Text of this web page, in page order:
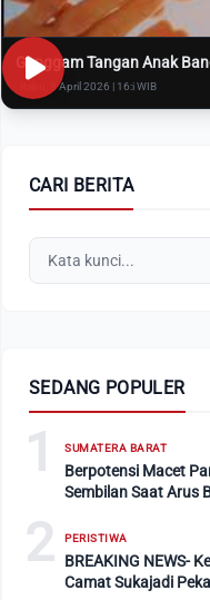
Genggam Tangan Anak
Rabu, 8 April 2026 | 16:i WIB
CARI BERITA
SEDANG POPULER
1 SUMATERA BARAT
Berpotensi Macet
Sembilan Saat Arus
2 PERISTIWA
BREAKING NEWS-
Camat Sukajadi